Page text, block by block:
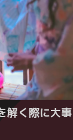
解く際に大事